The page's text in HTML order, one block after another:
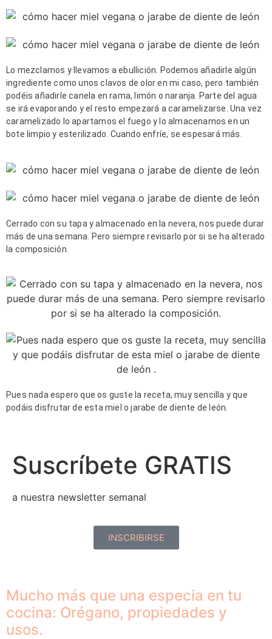
Lo mezclamos y llevamos a ebullición. Podemos añadirle algún
ingrediente como unos clavos de olor en mi caso, pero también
podéis añadirle canela en rama, limón o naranja. Parte del agua
se irá evaporando y el resto empezará a caramelizarse. Una vez
caramelizado lo apartamos el fuego y lo almacenamos en un
bote limpio y esterilizado. Cuando enfríe, se espesará más.
Cerrado con su tapa y almacenado en la nevera, nos puede durar
más de una semana. Pero siempre revisarlo por si se ha alterado
la composición.
Pues nada espero que os guste la receta, muy sencilla y que
podáis disfrutar de esta miel o jarabe de diente de león.
Suscríbete GRATIS
a nuestra newsletter semanal
INSCRIBIRSE
Mucho más que una especia en tu
cocina: Orégano, propiedades y
usos.